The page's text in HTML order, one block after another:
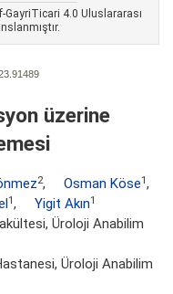
GayriTicari 4.0 Uluslararası
üzerine
2, Osman Köse1,
1, Yigit Akın1
Üroloji Anabilim
Üroloji Anabilim